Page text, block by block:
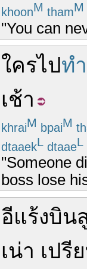
khoonM thamM
"You can
ใครไปท
เช้า
khraiM bpaiM
dtaaekL dtaaeL
"Someone
boss lose
อีแร้งบิน
เน่า เปรี